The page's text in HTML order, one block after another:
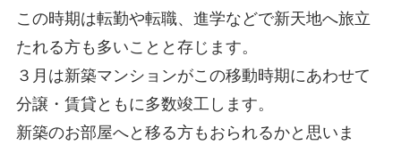
この時期は転勤や転職、進学などで新天地へ旅立
たれる方も多いことと存じます。
３月は新築マンションがこの移動時期にあわせて
分譲・賃貸ともに多数竣工します。
新築のお部屋へと移る方もおられるかと思いま